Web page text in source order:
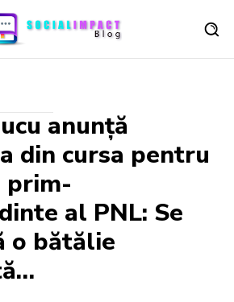
anunță
din cursa pentru
prim-
al PNL: Se
o bătălie